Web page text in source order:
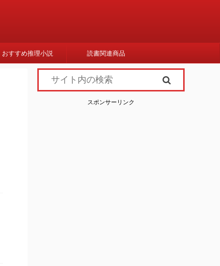
おすすめ推理小説 読書関連商品
スポンサーリンク